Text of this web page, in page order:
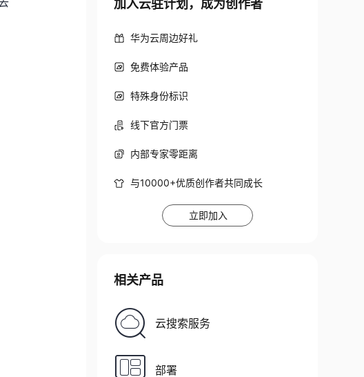
加入云驻计划，成为创作者
华为云周边好礼
免费体验产品
特殊身份标识
线下官方门票
内部专家零距离
与10000+优质创作者共同成长
立即加入
相关产品
云搜索服务
部署